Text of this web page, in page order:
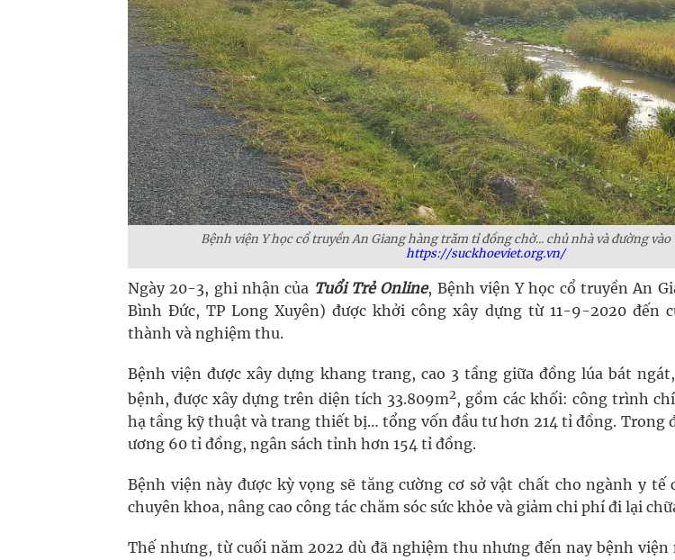
Bệnh viện Y học cổ truyền An Giang hàng trăm tỉ đồng chờ... chủ nhà và đường
https://suckhoeviet.org.vn/
Ngày 20-3, ghi nhận của Tuổi Trẻ Online, Bệnh viện Y học cổ truyền An
Bình Đức, TP Long Xuyên) được khởi công xây dựng từ 11-9-2020 đến
thành và nghiệm thu.
Bệnh viện được xây dựng khang trang, cao 3 tầng giữa đồng lúa bát
bệnh, được xây dựng trên diện tích 33.809m2, gồm các khối: công trình
hạ tầng kỹ thuật và trang thiết bị… tổng vốn đầu tư hơn 214 tỉ đồng. Trong
ương 60 tỉ đồng, ngân sách tỉnh hơn 154 tỉ đồng.
Bệnh viện này được kỳ vọng sẽ tăng cường cơ sở vật chất cho ngành y
chuyên khoa, nâng cao công tác chăm sóc sức khỏe và giảm chi phí đi lại
Thế nhưng, từ cuối năm 2022 dù đã nghiệm thu nhưng đến nay bệnh